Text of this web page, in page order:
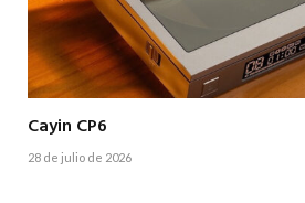
Cayin CP6
28 de julio de 2026